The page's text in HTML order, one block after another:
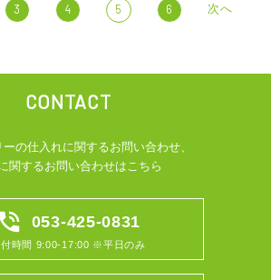
3 4 5 6 次へ
CONTACT
の仕入れに関するお問い合わせ、
関するお問い合わせはこちら
053-425-0831
時間 9:00-17:00 ※平日のみ